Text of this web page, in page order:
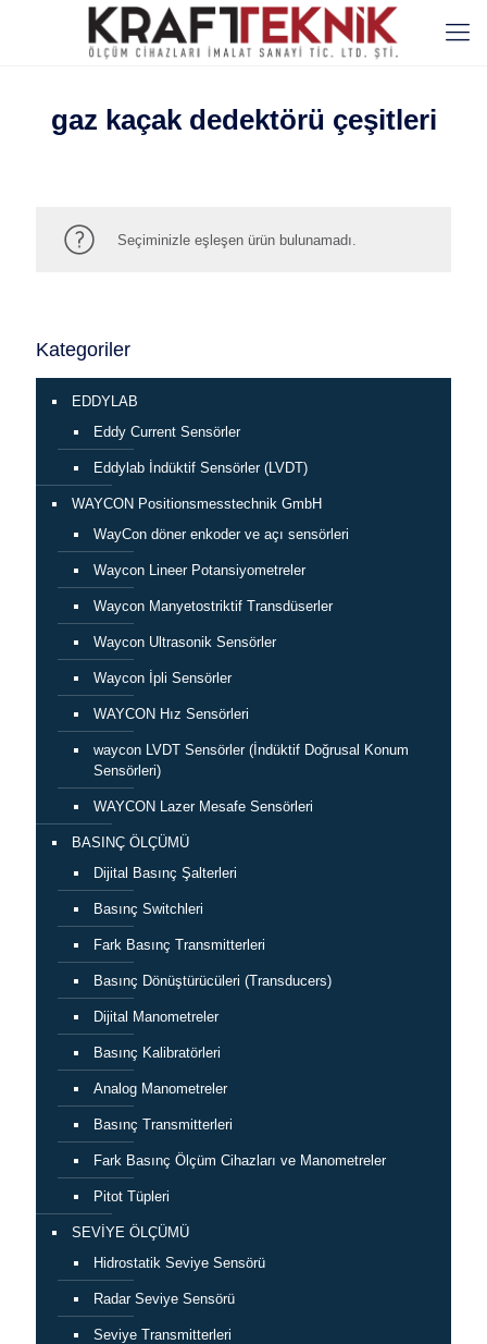
gaz kaçak dedektörü çeşitleri
Seçiminizle eşleşen ürün bulunamadı.
Kategoriler
EDDYLAB
Eddy Current Sensörler
Eddylab İndüktif Sensörler (LVDT)
WAYCON Positionsmesstechnik GmbH
WayCon döner enkoder ve açı sensörleri
Waycon Lineer Potansiyometreler
Waycon Manyetostriktif Transdüserler
Waycon Ultrasonik Sensörler
Waycon İpli Sensörler
WAYCON Hız Sensörleri
waycon LVDT Sensörler (İndüktif Doğrusal Konum
Sensörleri)
WAYCON Lazer Mesafe Sensörleri
BASINÇ ÖLÇÜMÜ
Dijital Basınç Şalterleri
Basınç Switchleri
Fark Basınç Transmitterleri
Basınç Dönüştürücüleri (Transducers)
Dijital Manometreler
Basınç Kalibratörleri
Analog Manometreler
Basınç Transmitterleri
Fark Basınç Ölçüm Cihazları ve Manometreler
Pitot Tüpleri
SEVİYE ÖLÇÜMÜ
Hidrostatik Seviye Sensörü
Radar Seviye Sensörü
Seviye Transmitterleri